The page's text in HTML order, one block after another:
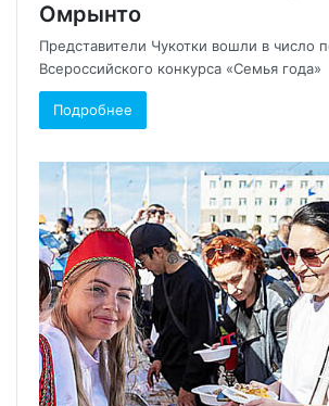
Омрынто
Представители Чукотки вошли в число
Всероссийского конкурса «Семья года»
Подробнее